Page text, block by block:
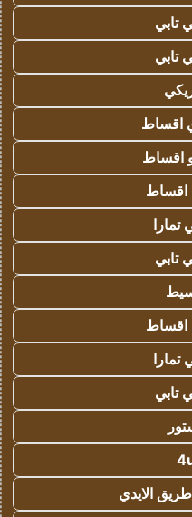
تابي
تابي
اقساط
اقساط
اقساط
تابي
اقساط
تابي
الايدي